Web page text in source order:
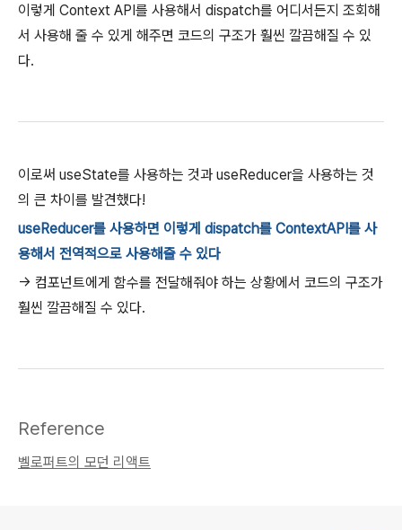
이렇게 Context API를 사용해서 dispatch를 어디서든지 조회해
서 사용해 줄 수 있게 해주면 코드의 구조가 훨씬 깔끔해질 수 있
다.
이로써 useState를 사용하는 것과 useReducer을 사용하는 것
의 큰 차이를 발견했다!
useReducer를 사용하면 이렇게 dispatch를 ContextAPI를 사
용해서 전역적으로 사용해줄 수 있다
-> 컴포넌트에게 함수를 전달해줘야 하는 상황에서 코드의 구조가
훨씬 깔끔해질 수 있다.
Reference
벨로퍼트의 모던 리액트